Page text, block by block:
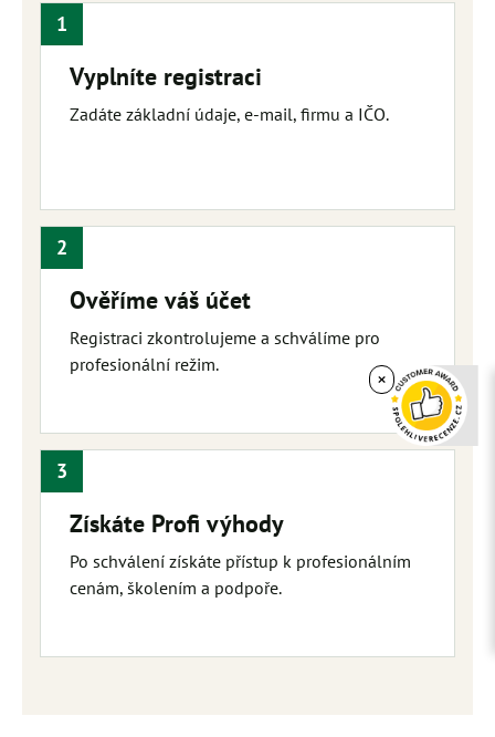
1
Vyplníte registraci
Zadáte základní údaje, e-mail, firmu a IČO.
2
Ověříme váš účet
Registraci zkontrolujeme a schválíme pro
profesionální režim.
3
Získáte Profi výhody
Po schválení získáte přístup k profesionálním
cenám, školením a podpoře.
×